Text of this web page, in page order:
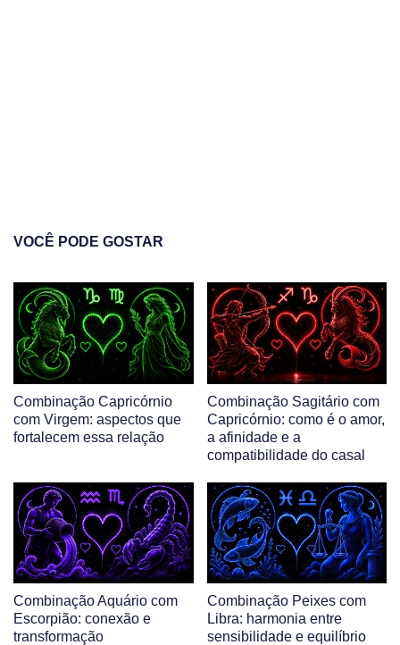
VOCÊ PODE GOSTAR
Combinação Capricórnio
com Virgem: aspectos que
fortalecem essa relação
Combinação Sagitário com
Capricórnio: como é o amor,
a afinidade e a
compatibilidade do casal
Combinação Aquário com
Escorpião: conexão e
transformação
Combinação Peixes com
Libra: harmonia entre
sensibilidade e equilíbrio